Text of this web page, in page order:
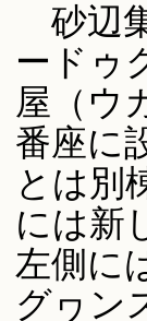
砂辺
ードゥ
屋（ウ
番座に
とは別
には新
左側に
グヮン